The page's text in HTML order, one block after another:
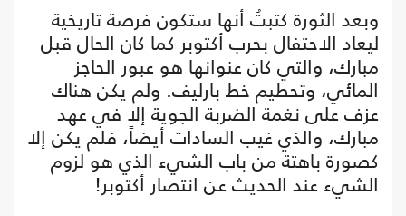
وبعد الثورة كتبتُ أنها ستكون فرصة تاريخية
ليعاد الاحتفال بحرب أكتوبر كما كان الحال قبل
مبارك، والتي كان عنوانها هو عبور الحاجز
المائي، وتحطيم خط بارليف. ولم يكن هناك
عزف على نغمة الضربة الجوية إلا في عهد
مبارك، والذي غيب السادات أيضاً، فلم يكن إلا
كصورة باهتة من باب الشيء الذي هو لزوم
الشيء عند الحديث عن انتصار أكتوبر!